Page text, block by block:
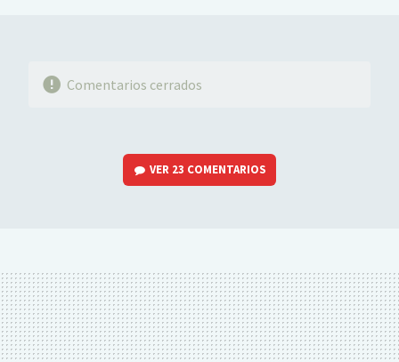
Comentarios cerrados
VER 23 COMENTARIOS